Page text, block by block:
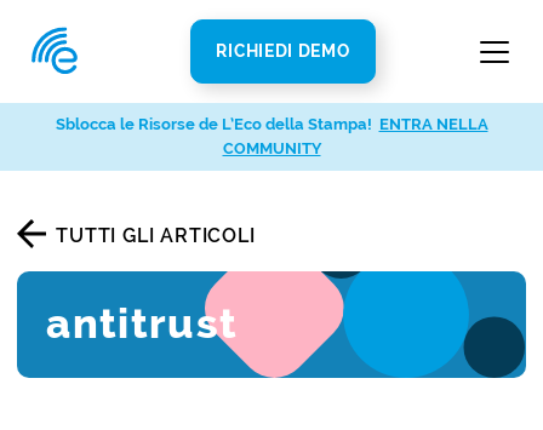
RICHIEDI DEMO
TUTTI GLI ARTICOLI
antitrust
Sblocca le Risorse de L’Eco della Stampa! ENTRA NELLA
COMMUNITY